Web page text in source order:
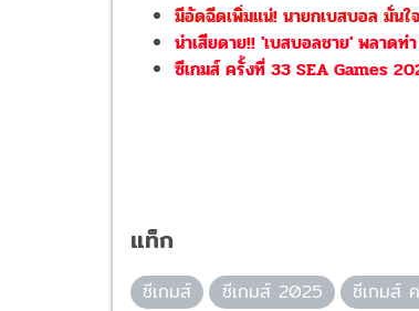
มีอัดฉีดเพิ่มแน่! นายกเบสบอล มั่น
น่าเสียดาย!! 'เบสบอลชาย' พลาด
ซีเกมส์ ครั้งที่ 33 SEA Games
แท็ก
ซีเกมส์ ซีเกมส์ 2025 ซีเกมส์